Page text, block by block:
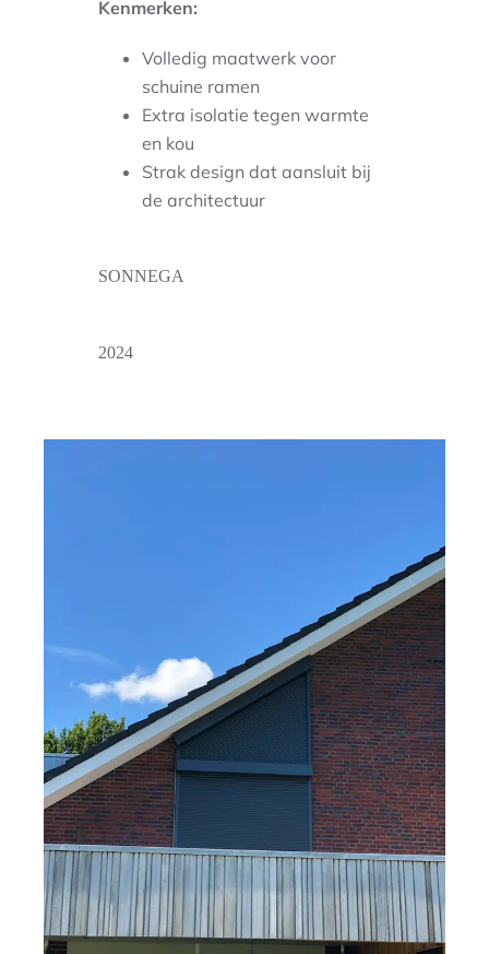
Kenmerken:
Volledig maatwerk voor
schuine ramen
Extra isolatie tegen warmte
en kou
Strak design dat aansluit bij
de architectuur
SONNEGA
2024